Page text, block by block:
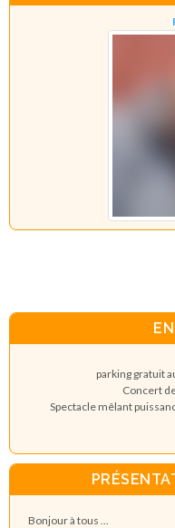
parking gratuit
Concert
Spectacle mêlant
Bonjour à tous ...